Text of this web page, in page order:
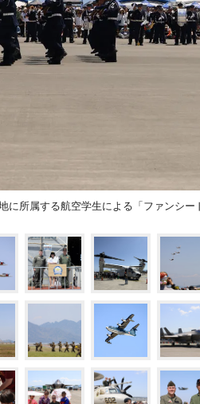
に所属する航空学生による「ファンシー